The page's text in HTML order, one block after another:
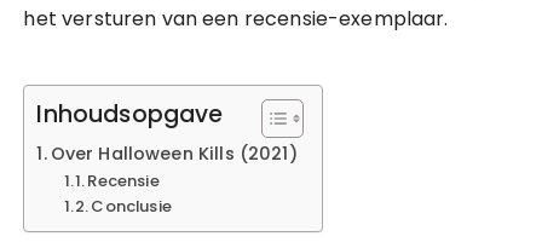
het versturen van een recensie-exemplaar.
Inhoudsopgave
Over Halloween Kills (2021)
Recensie
Conclusie